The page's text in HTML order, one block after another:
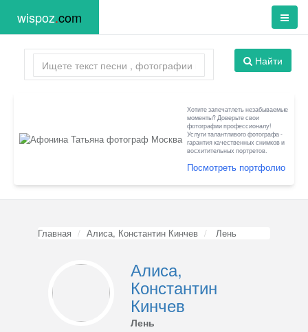
wispoz.com
Найти
Хотите запечатлеть незабываемые
моменты? Доверьте свои
фотографии профессионалу!
Услуги талантливого фотографа -
гарантия качественных снимков и
восхитительных портретов.
Посмотреть портфолио
Главная Алиса, Константин Кинчев Лень
Алиса,
Константин
Кинчев
Лень